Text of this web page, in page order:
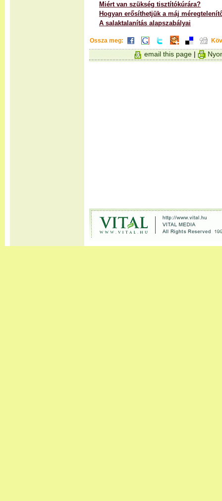
Miért van szükség tisztítókúrára?
Hogyan erősíthetjük a máj
A salaktalanítás alapszabályai
Ossza meg:
email this page |